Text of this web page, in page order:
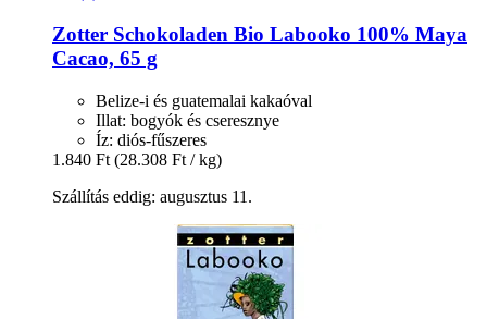
Zotter Schokoladen Bio Labooko 100% Maya
Cacao, 65 g
Belize-i és guatemalai kakaóval
Illat: bogyók és cseresznye
Íz: diós-fűszeres
1.840 Ft (28.308 Ft / kg)
Szállítás eddig: augusztus 11.